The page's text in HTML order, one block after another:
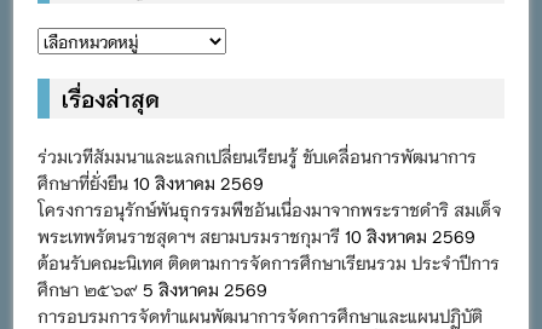
หมวด
เรื่องล่าสุด
ร่วมเวทีสัมมนาและแลกเปลี่ยนเรียนรู้ ขับเคลื่อนการพัฒนาการ
ศึกษาที่ยั่งยืน 10 สิงหาคม 2569
โครงการอนุรักษ์พันธุกรรมพืชอันเนื่องมาจากพระราชดำริ สมเด็จ
พระเทพรัตนราชสุดาฯ สยามบรมราชกุมารี 10 สิงหาคม 2569
ต้อนรับคณะนิเทศ ติดตามการจัดการศึกษาเรียนรวม ประจำปีการ
ศึกษา ๒๕๖๙ 5 สิงหาคม 2569
การอบรมการจัดทำแผนพัฒนาการจัดการศึกษาและแผนปฏิบัติ